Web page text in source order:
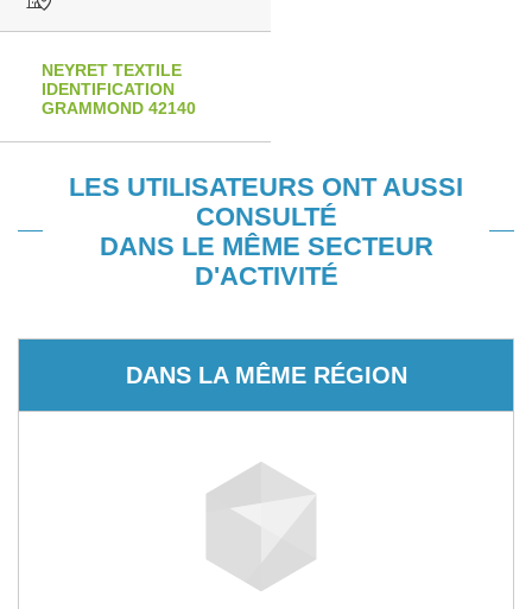
NEYRET TEXTILE
IDENTIFICATION
GRAMMOND 42140
LES UTILISATEURS ONT AUSSI
CONSULTÉ
DANS LE MÊME SECTEUR
D'ACTIVITÉ
DANS LA MÊME RÉGION